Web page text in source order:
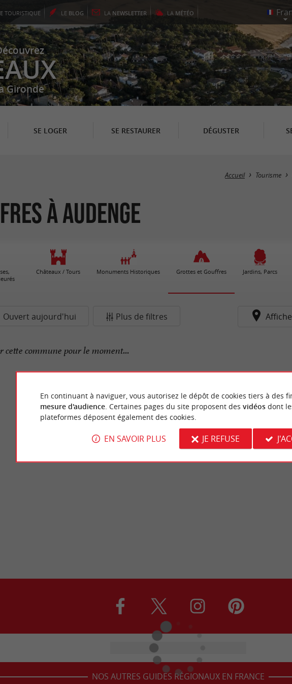
TOURISTIQUE LE BLOG LA NEWSLETTER LA MÉTÉO
Gironde
SE LOGER SE RESTAURER DÉGUSTER
Accueil Tourisme
à Audenge
Châteaux / Tours Monuments Historiques Grottes et Gouffres Jardins, Parcs
Ouvert aujourd'hui Plus de filtres
commune pour le moment...
NOS AUTRES GUIDES RÉGIONAUX EN FRANCE
En continuant à naviguer, vous autorisez le dépôt de cookies tiers à des
mesure d'audience. Certaines pages du site proposent des vidéosdont
plateformes déposent également des cookies.
EN SAVOIR PLUS JE REFUSE